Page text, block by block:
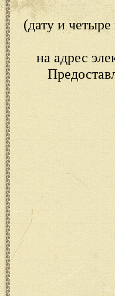
(дату и
на адрес